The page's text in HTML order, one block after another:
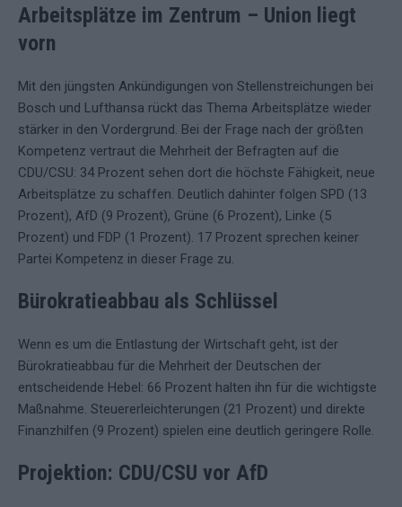
Arbeitsplätze im Zentrum – Union liegt
vorn
Mit den jüngsten Ankündigungen von Stellenstreichungen bei
Bosch und Lufthansa rückt das Thema Arbeitsplätze wieder
stärker in den Vordergrund. Bei der Frage nach der größten
Kompetenz vertraut die Mehrheit der Befragten auf die
CDU/CSU: 34 Prozent sehen dort die höchste Fähigkeit, neue
Arbeitsplätze zu schaffen. Deutlich dahinter folgen SPD (13
Prozent), AfD (9 Prozent), Grüne (6 Prozent), Linke (5
Prozent) und FDP (1 Prozent). 17 Prozent sprechen keiner
Partei Kompetenz in dieser Frage zu.
Bürokratieabbau als Schlüssel
Wenn es um die Entlastung der Wirtschaft geht, ist der
Bürokratieabbau für die Mehrheit der Deutschen der
entscheidende Hebel: 66 Prozent halten ihn für die wichtigste
Maßnahme. Steuererleichterungen (21 Prozent) und direkte
Finanzhilfen (9 Prozent) spielen eine deutlich geringere Rolle.
Projektion: CDU/CSU vor AfD